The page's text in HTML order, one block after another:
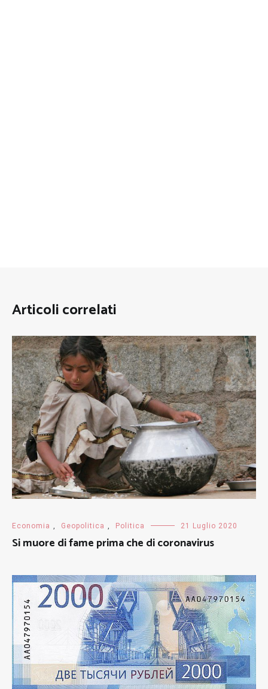
Articoli correlati
Economia , Geopolitica , Politica 21 Luglio 2020
Si muore di fame prima che di coronavirus